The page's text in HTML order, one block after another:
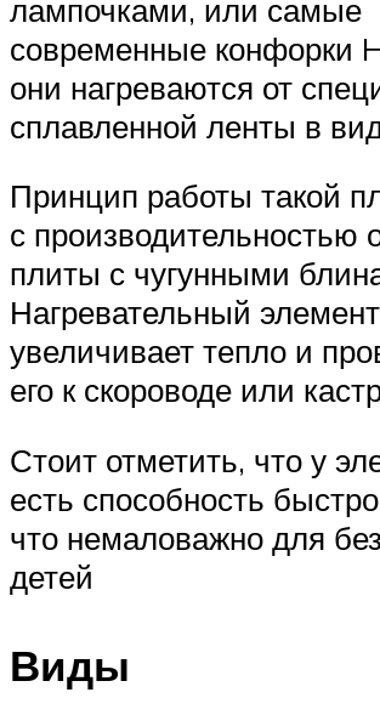
лампочками, или самые
современные конфорки
они нагреваются от
сплавленной ленты в
Принцип работы такой
с производительностью
плиты с чугунными
Нагревательный
увеличивает тепло и
его к скороводе или
Стоит отметить, что у
есть способность
что немаловажно для
детей
Виды